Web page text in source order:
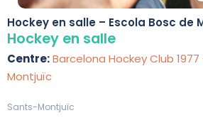
Hockey en salle – Escola Bosc de
Hockey en salle
Centre:Barcelona Hockey Club
Montjuïc
Sants-Montjuïc